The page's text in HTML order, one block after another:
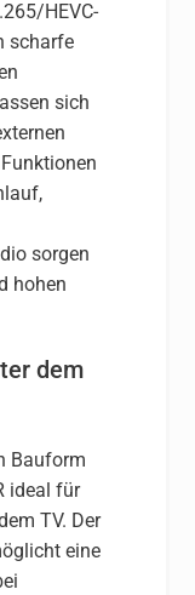
HEVC-
scharfe
sich
sorgen
hohen
dem
Bauform
ideal für
TV. Der
eine